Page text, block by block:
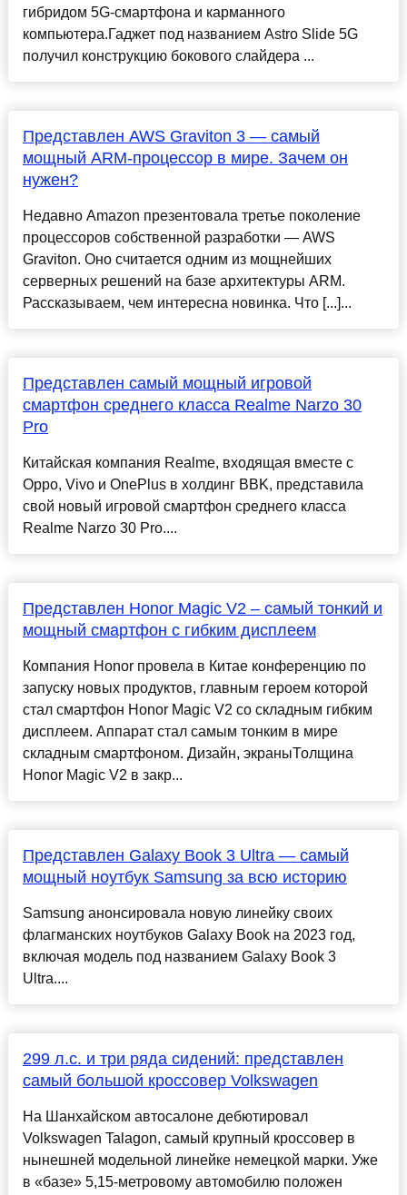
гибридом 5G-смартфона и карманного
компьютера.Гаджет под названием Astro Slide 5G
получил конструкцию бокового слайдера ...
Представлен AWS Graviton 3 — самый
мощный ARM-процессор в мире. Зачем он
нужен?
Недавно Amazon презентовала третье поколение
процессоров собственной разработки — AWS
Graviton. Оно считается одним из мощнейших
серверных решений на базе архитектуры ARM.
Рассказываем, чем интересна новинка. Что [...]...
Представлен самый мощный игровой
смартфон среднего класса Realme Narzo 30
Pro
Китайская компания Realme, входящая вместе с
Oppo, Vivo и OnePlus в холдинг BBK, представила
свой новый игровой смартфон среднего класса
Realme Narzo 30 Pro....
Представлен Honor Magic V2 – самый тонкий и
мощный смартфон с гибким дисплеем
Компания Honor провела в Китае конференцию по
запуску новых продуктов, главным героем которой
стал смартфон Honor Magic V2 со складным гибким
дисплеем. Аппарат стал самым тонким в мире
складным смартфоном. Дизайн, экраныТолщина
Honor Magic V2 в закр...
Представлен Galaxy Book 3 Ultra — самый
мощный ноутбук Samsung за всю историю
Samsung анонсировала новую линейку своих
флагманских ноутбуков Galaxy Book на 2023 год,
включая модель под названием Galaxy Book 3
Ultra....
299 л.с. и три ряда сидений: представлен
самый большой кроссовер Volkswagen
На Шанхайском автосалоне дебютировал
Volkswagen Talagon, самый крупный кроссовер в
нынешней модельной линейке немецкой марки. Уже
в «базе» 5,15-метровому автомобилю положен